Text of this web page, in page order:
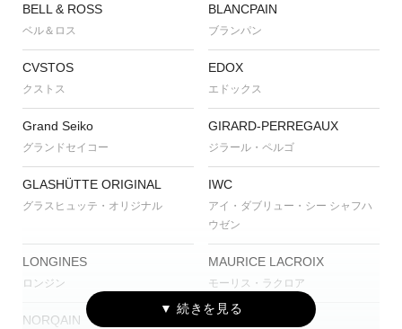
BELL & ROSS
ベル＆ロス
BLANCPAIN
ブランパン
CVSTOS
クストス
EDOX
エドックス
Grand Seiko
グランドセイコー
GIRARD-PERREGAUX
ジラール・ペルゴ
GLASHÜTTE ORIGINAL
グラスヒュッテ・オリジナル
IWC
アイ・ダブリュー・シー シャフハ
ウゼン
LONGINES
ロンジン
MAURICE LACROIX
モーリス・ラクロア
NORQAIN OSSO ITALY